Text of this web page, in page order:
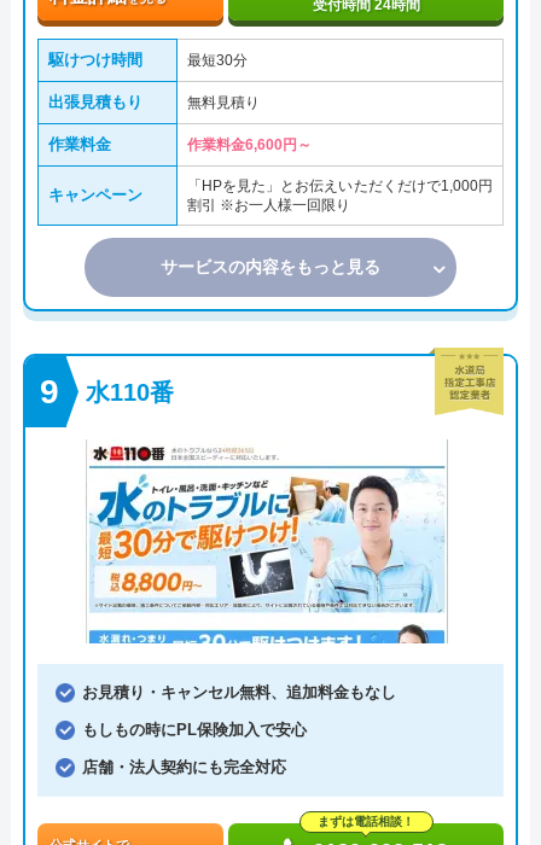
受付時間 24時間
駆けつけ時間 最短30分
出張見積もり 無料見積り
作業料金 作業料金6,600円～
キャンペーン
「HPを見た」とお伝えいただくだけで1,000円
割引 ※お一人様一回限り
サービスの内容をもっと見る
水110番
お見積り・キャンセル無料、追加料金もなし
もしもの時にPL保険加入で安心
店舗・法人契約にも完全対応
まずは電話相談！